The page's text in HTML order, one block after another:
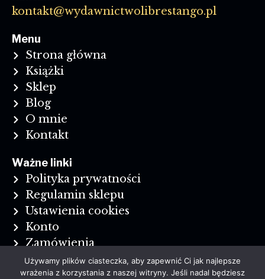
kontakt@wydawnictwolibrestango.pl
Menu
Strona główna
Książki
Sklep
Blog
O mnie
Kontakt
Ważne linki
Polityka prywatności
Regulamin sklepu
Ustawienia cookies
Konto
Zamówienia
Reklamacje i zwroty
Używamy plików ciasteczka, aby zapewnić Ci jak najlepsze
wrażenia z korzystania z naszej witryny. Jeśli nadal będziesz